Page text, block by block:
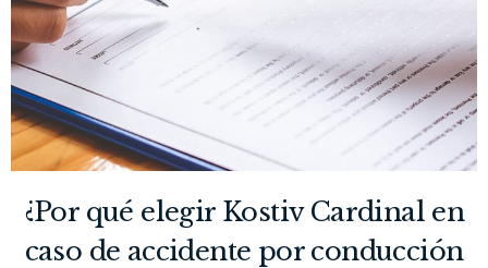
¿Por qué elegir Kostiv Cardinal en
caso de accidente por conducción